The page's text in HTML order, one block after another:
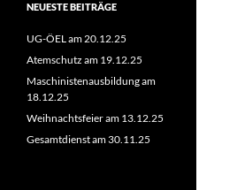
NEUESTE BEITRÄGE
UG-ÖEL am 20.12.25
Atemschutz am 19.12.25
Maschinistenausbildung am
18.12.25
Weihnachtsfeier am 13.12.25
Gesamtdienst am 30.11.25